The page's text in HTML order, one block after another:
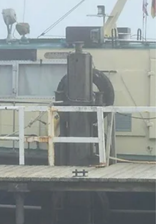
Platz aufgestellt. Die ganze Geschichte zu
"unserem" Meilenstein und der Bergung mit
der >> Forschungsgruppe Meilensteine